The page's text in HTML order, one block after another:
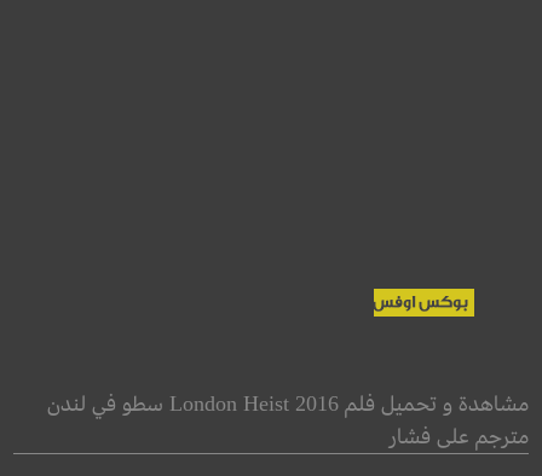
هواة الغناء 2 قاطع طريق
مشاهدة و تحميل فلم London Heist 2016 سطو في لندن
مترجم على فشار